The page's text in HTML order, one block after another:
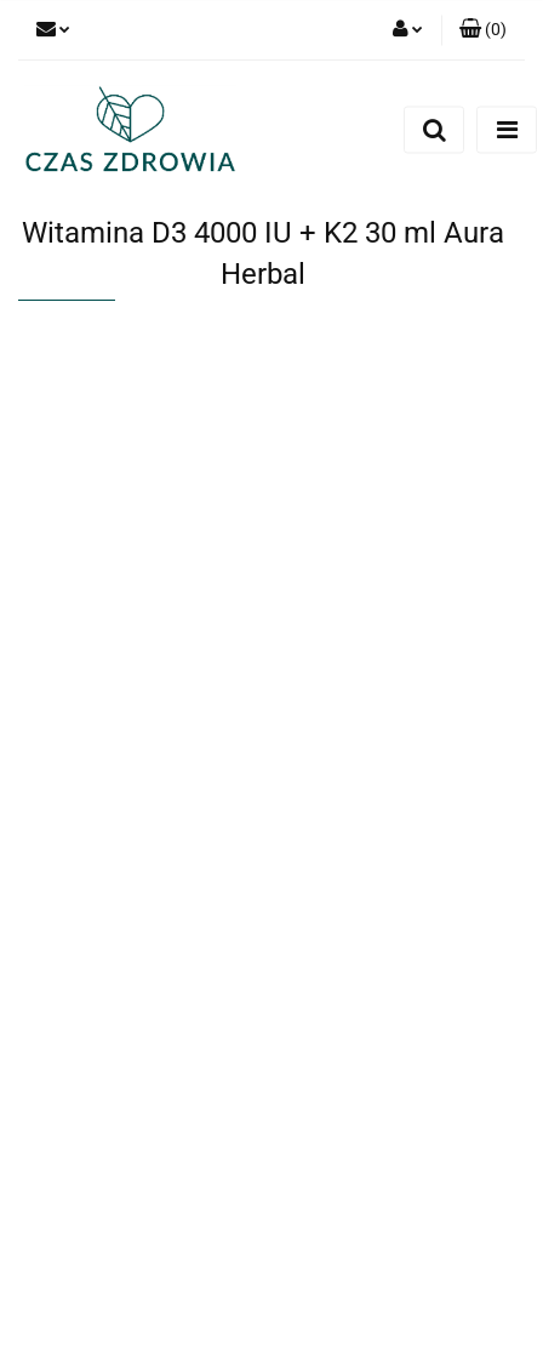
(0)
Witamina D3 4000 IU + K2 30 ml Aura
Herbal